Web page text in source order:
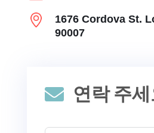
 연락 주
1676 Cordova St.
90007